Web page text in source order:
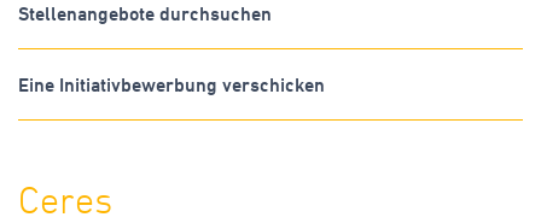
Stellenangebote durchsuchen
Eine Initiativbewerbung verschicken
Ceres